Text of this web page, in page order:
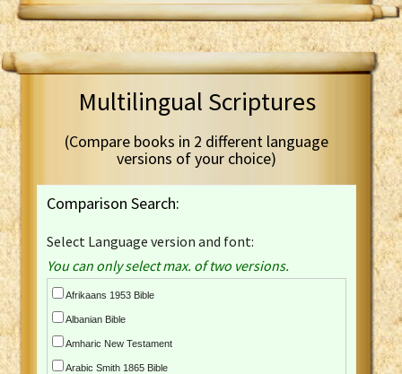
Multilingual Scriptures
(Compare books in 2 different language
versions of your choice)
Comparison Search:
Select Language version and font:
You can only select max. of two versions.
Afrikaans 1953 Bible
Albanian Bible
Amharic New Testament
Arabic Smith 1865 Bible